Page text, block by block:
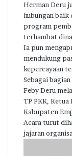
Herman Deru
hubungan baik
program
terhambat
Ia pun
mendukung
kepercayaan
Sebagai
Feby Deru
TP PKK, Ketua
Kabupaten
Acara turut
jajaran